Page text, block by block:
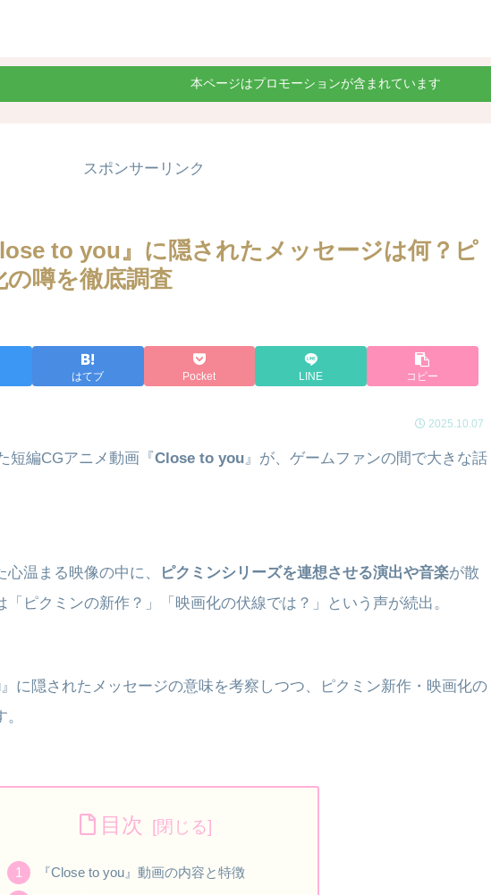
本ページはプロモーションが含まれています
スポンサーリンク
to you』に隠されたメッセージは何？ピ
噂を徹底調査
はてブ Pocket LINE コピー
2025.10.07
短編CGアニメ動画『 Close to you』が、ゲームファンの間で大きな話
温まる映像の中に、 ピクミンシリーズを連想させる演出や音楽が散
ピクミンの新作？」「映画化の伏線では？」という声が続出。
に隠されたメッセージの意味を考察しつつ、ピクミン新作・映画化の
目次
『Close to you』動画の内容と特徴